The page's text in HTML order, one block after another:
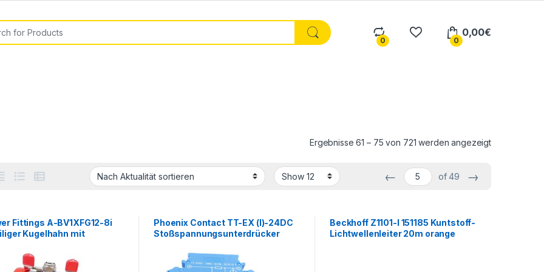
0 0
0,00€
Ergebnisse 61 – 75 von 721 werden angezeigtNach
← of 49 →
Fittings A-BV1XFG12-8i
Kugelhahn mit
Phoenix Contact TT-EX (I)-24DC
Stoßspannungsunterdrücker
Beckhoff Z1101-I 151185 Kuntstoff-
Lichtwellenleiter 20m orange